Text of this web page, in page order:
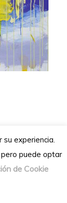
experiencia.
puede optar
de Cookie